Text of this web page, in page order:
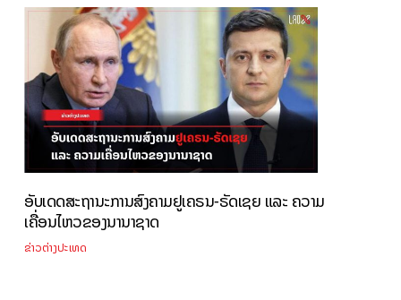
ອັບເດດສະຖານະການສົງຄາມຢູເຄຣນ-ຣັດເຊຍ ແລະ ຄວາມ
ເຄື່ອນໄຫວຂອງນານາຊາດ
ຂ່າວຕ່າງປະເທດ